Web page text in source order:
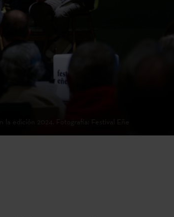
edición 2024. Fotografía: Festival Eñe